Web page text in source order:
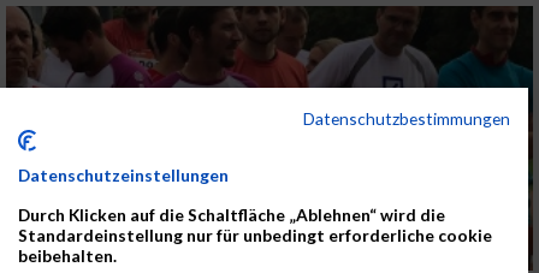
Datenschutzbestimmungen
Datenschutzeinstellungen
Durch Klicken auf die Schaltfläche „Ablehnen“ wird die
Standardeinstellung nur für unbedingt erforderliche cookie
beibehalten.